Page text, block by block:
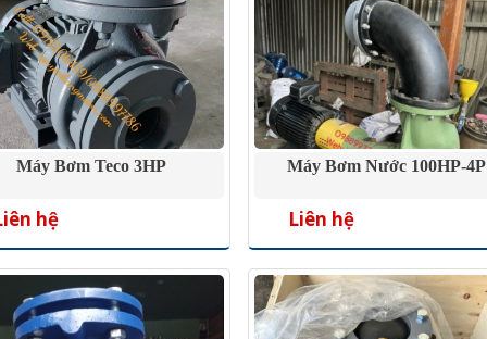
Máy Bơm Teco 3HP
hệ
Máy Bơm Nước 100HP-4P
Liên hệ